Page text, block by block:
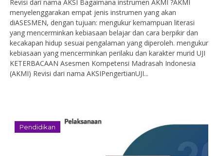
Revisi dari nama AKSI Bagaimana instrumen AKMI ?AKMI
menyelenggarakan empat jenis instrumen yang akan
diASESMEN, dengan tujuan: mengukur kemampuan literasi
yang mencerminkan kebiasaan belajar dan cara berpikir dan
kecakapan hidup sesuai pengalaman yang diperoleh. mengukur
kebiasaan yang mencerminkan perilaku dan karakter murid UJI
KETERBACAAN Asesmen Kompetensi Madrasah Indonesia
(AKMI) Revisi dari nama AKSIPengertianUJI...
Pendidikan